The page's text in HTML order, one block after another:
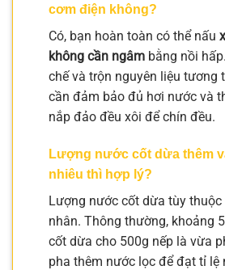
cơm điện không?
Có, bạn hoàn toàn có thể nấu
không cần ngâm bằng nồi
chế và trộn nguyên liệu tương
cần đảm bảo đủ hơi nước và
nắp đảo đều xôi để chín đều.
Lượng nước cốt dừa thêm
nhiêu thì hợp lý?
Lượng nước cốt dừa tùy thuộc
nhân. Thông thường, khoảng
cốt dừa cho 500g nếp là vừa
pha thêm nước lọc để đạt tỉ lệ